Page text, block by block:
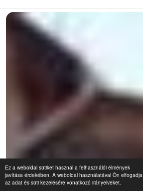
Ez a weboldal sütiket használ a felhasználói élmények
javítása érdekében. A weboldal használatával Ön elfogadja
az adat és süti kezelésére vonatkozó irányelveket.